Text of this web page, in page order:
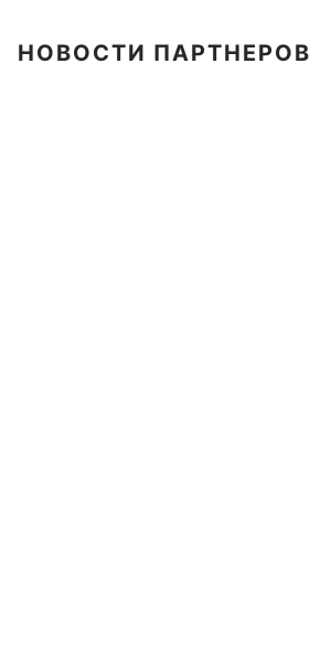
НОВОСТИ ПАРТНЕРОВ